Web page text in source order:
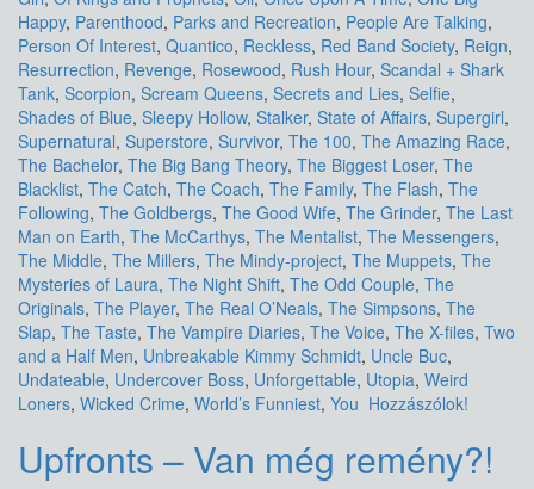
Happy, Parenthood, Parks and Recreation, People Are Talking,
Person Of Interest, Quantico, Reckless, Red Band Society, Reign,
Resurrection, Revenge, Rosewood, Rush Hour, Scandal + Shark
Tank, Scorpion, Scream Queens, Secrets and Lies, Selfie,
Shades of Blue, Sleepy Hollow, Stalker, State of Affairs, Supergirl,
Supernatural, Superstore, Survivor, The 100, The Amazing Race,
The Bachelor, The Big Bang Theory, The Biggest Loser, The
Blacklist, The Catch, The Coach, The Family, The Flash, The
Following, The Goldbergs, The Good Wife, The Grinder, The Last
Man on Earth, The McCarthys, The Mentalist, The Messengers,
The Middle, The Millers, The Mindy-project, The Muppets, The
Mysteries of Laura, The Night Shift, The Odd Couple, The
Originals, The Player, The Real O’Neals, The Simpsons, The
Slap, The Taste, The Vampire Diaries, The Voice, The X-files, Two
and a Half Men, Unbreakable Kimmy Schmidt, Uncle Buc,
Undateable, Undercover Boss, Unforgettable, Utopia, Weird
Loners, Wicked Crime, World’s Funniest, You Hozzászólok!
Upfronts – Van még remény?!